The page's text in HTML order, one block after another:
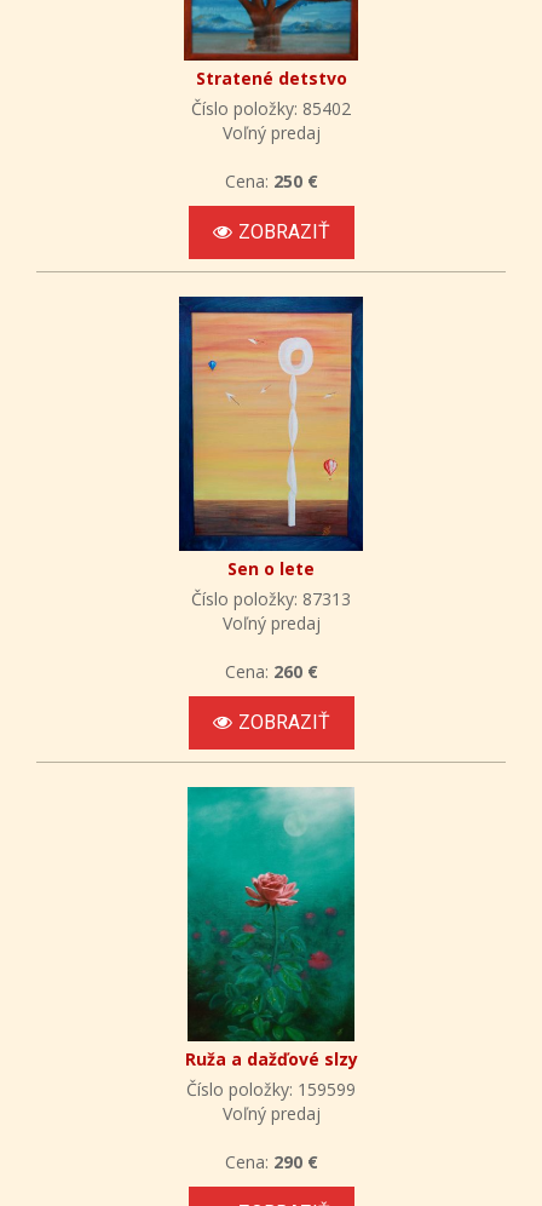
Stratené detstvo
Číslo položky: 85402
Voľný predaj
Cena: 250 €
ZOBRAZIŤ
Sen o lete
Číslo položky: 87313
Voľný predaj
Cena: 260 €
ZOBRAZIŤ
Ruža a dažďové slzy
Číslo položky: 159599
Voľný predaj
Cena: 290 €